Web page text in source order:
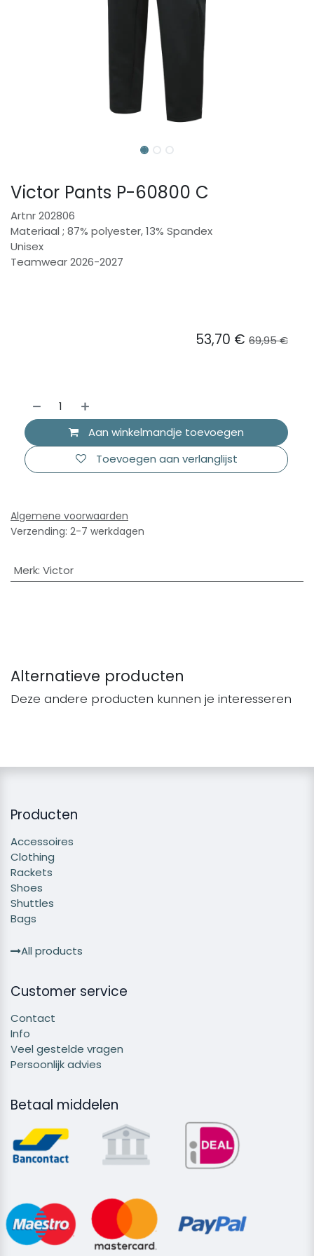
Victor Pants P-60800 C
Artnr 202806
Materiaal ; 87% polyester, 13% Spandex
Unisex
Teamwear 2026-2027
Aan winkelmandje toevoegen
Toevoegen aan verlanglijst
53,70 € 69,95€
Algemene voorwaarden
Verzending: 2-7 werkdagen
Merk: Victor
Alternatieve producten
Deze andere producten kunnen je interesseren
Producten
Accessoires
Clothing
Rackets
Shoes
Shuttles
Bags
All products
Customer service
Contact
Info
Veel gestelde vragen
Persoonlijk advies
Betaal middelen